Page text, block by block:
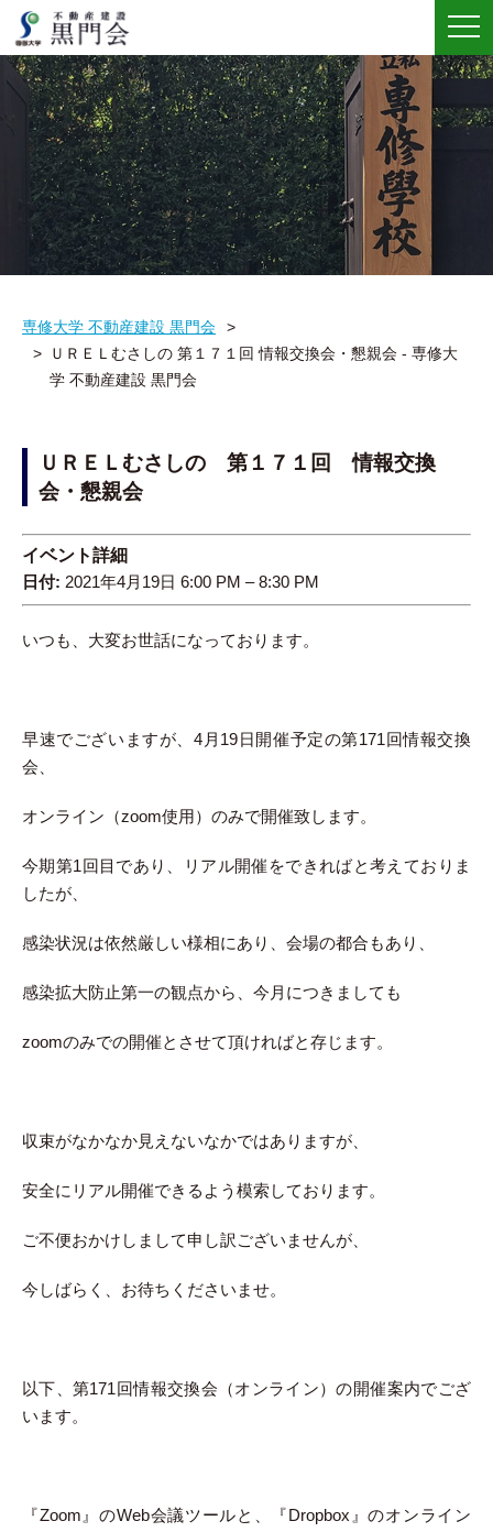
メ
ュ
専修大学 不動産建設 黒門会
ＵＲＥＬむさしの 第１７１回 情報交換会・懇親会 - 専修大
学 不動産建設 黒門会
ＵＲＥＬむさしの 第１７１回 情報交換
会・懇親会
イベント詳細
日付: 2021年4月19日 6:00 PM –8:30 PM
いつも、大変お世話になっております。
早速でございますが、4月19日開催予定の第171回情報交換
会、
オンライン（zoom使用）のみで開催致します。
今期第1回目であり、リアル開催をできればと考えておりま
したが、
感染状況は依然厳しい様相にあり、会場の都合もあり、
感染拡大防止第一の観点から、今月につきましても
zoomのみでの開催とさせて頂ければと存じます。
収束がなかなか見えないなかではありますが、
安全にリアル開催できるよう模索しております。
ご不便おかけしまして申し訳ございませんが、
今しばらく、お待ちくださいませ。
以下、第171回情報交換会（オンライン）の開催案内でござ
います。
『Zoom』のWeb会議ツールと、『Dropbox』のオンライン